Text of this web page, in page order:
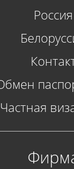
Россия
Частная